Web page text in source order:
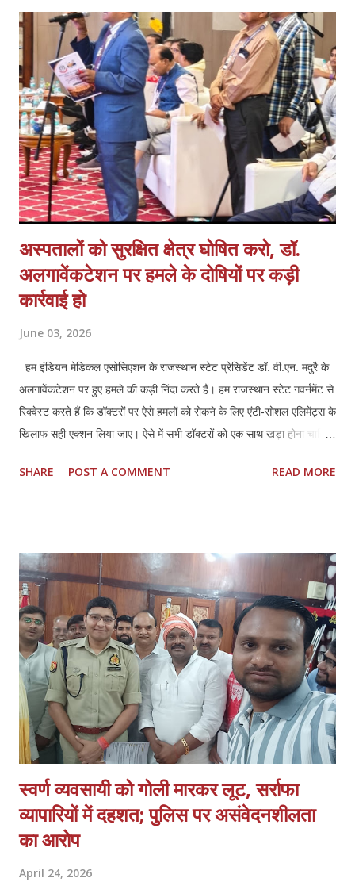
स्वास्थ्य मिशन के अन्तर्गत कार्यस्त संविदा कर्मचारियों की गम्भीर समस्याओं का
प्रकाश डालते हुये आगामी समय में कर्मचारियों की मुख्य मांगों में नियमितीकरण/समान
कार्य समान वेतन, वेतन बढ़ोत्तरी, जॉब सुरक्षा एवं कैशलेस चिकित्सा सुविधा अथवा
स्वास्थ्य बीमा शामिल हैं एवं इसके साथ ही कर्मचारियों के मानदेय भुगतान में आ रही
समस्याओं क...
अस्पतालों को सुरक्षित क्षेत्र घोषित करो, डॉ.
अलगावेंकटेशन पर हमले के दोषियों पर कड़ी
कार्रवाई हो
June 03, 2026
हम इंडियन मेडिकल एसोसिएशन के राजस्थान स्टेट प्रेसिडेंट डॉ. वी.एन. मदुरै के
अलगावेंकटेशन पर हुए हमले की कड़ी निंदा करते हैं। हम राजस्थान स्टेट गवर्नमेंट से
रिक्वेस्ट करते हैं कि डॉक्टरों पर ऐसे हमलों को रोकने के लिए एंटी-सोशल एलिमेंट्स के
खिलाफ सही एक्शन लिया जाए। ऐसे में सभी डॉक्टरों को एक साथ खड़ा होना चाहिए
तरह राजस्थान में भी डॉक्टर्स एंड हॉस्पिटल प्रोटेक्शन एक्ट (TN HPA 48/2008)
घोषित किया जाना चाहिए। सभी अस्पतालों में CCTV कैमरे लगाए जाने चाहिए और
उन्हें पूरी तरह से सुरक्षित रखा जाना चाहिए। सीनियर पुलिस अधिकारियों को यह
पक्का करना चाहिए कि पुलिस पेट्रोलिंग गाड़ियां अस्पताल के इलाकों में अक्सर
पेट्रोलिंग करें।
SHARE POST A COMMENT READ MORE
स्वर्ण व्यवसायी को गोली मारकर लूट, सर्राफा
व्यापारियों में दहशत; पुलिस पर असंवेदनशीलता
का आरोप
April 24, 2026